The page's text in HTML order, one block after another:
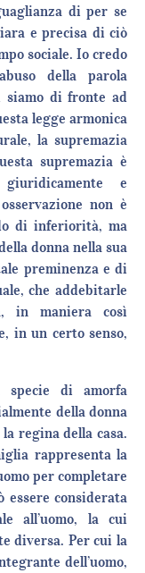
di per se
e precisa di ciò
sociale. Io credo
della parola
siamo di fronte ad
legge armonica
la supremazia
supremazia è
e
non è
di inferiorità, ma
donna nella sua
preminenza e di
che addebitarle
in maniera così
in un certo senso,
di amorfa
della donna
regina della casa.
rappresenta la
per completare
essere considerata
all’uomo, la cui
diversa. Per cui la
dell’uomo,